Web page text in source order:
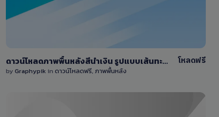
ดาวน์โหลดภาพพื้นหลังสีนำเงิน รูปแบบเส้นทะแยง ขนาดใหญ่ 9000×6000 pixel
by Graphypik in ดาวน์โหลดฟรี, ภาพพื้นหลัง
โหลดฟรี